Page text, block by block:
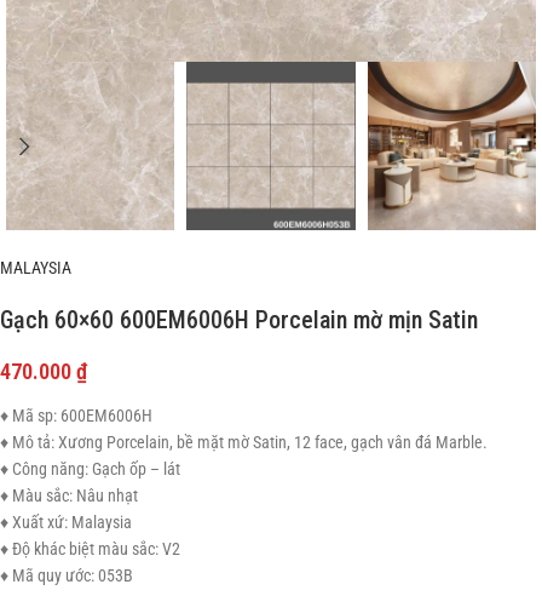
MALAYSIA
Gạch 60×60 600EM6006H Porcelain mờ mịn Satin
470.000₫
♦ Mã sp: 600EM6006H
♦ Mô tả: Xương Porcelain, bề mặt mờ Satin, 12 face, gạch vân đá Marble.
♦ Công năng: Gạch ốp – lát
♦ Màu sắc: Nâu nhạt
♦ Xuất xứ: Malaysia
♦ Độ khác biệt màu sắc: V2
♦ Mã quy ước: 053B